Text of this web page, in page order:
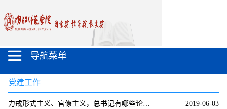
导航菜单
党建工作
2019-06-03
力戒形式主义、官僚主义，总书记有哪些论述？